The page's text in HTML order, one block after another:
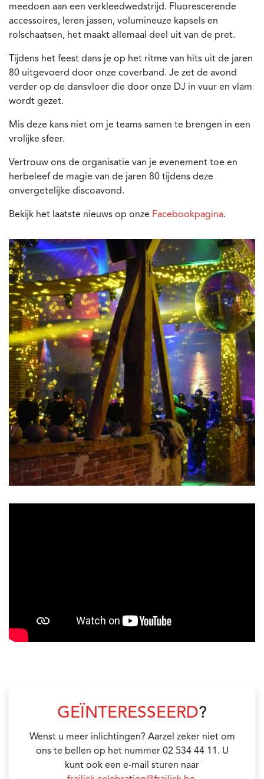
meedoen aan een verkleedwedstrijd. Fluorescerende
accessoires, leren jassen, volumineuze kapsels en
rolschaatsen, het maakt allemaal deel uit van de pret.
Tijdens het feest dans je op het ritme van hits uit de jaren
80 uitgevoerd door onze coverband. Je zet de avond
verder op de dansvloer die door onze DJ in vuur en vlam
wordt gezet.
Mis deze kans niet om je teams samen te brengen in een
vrolijke sfeer.
Vertrouw ons de organisatie van je evenement toe en
herbeleef de magie van de jaren 80 tijdens deze
onvergetelijke discoavond.
Bekijk het laatste nieuws op onze Facebookpagina.
GEÏNTERESSEERD?
Wenst u meer inlichtingen? Aarzel zeker niet om
ons te bellen op het nummer 02 534 44 11. U
kunt ook een e-mail sturen naar